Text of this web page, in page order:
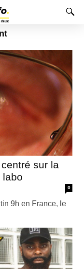
sur la
labo
0
9h en France, le